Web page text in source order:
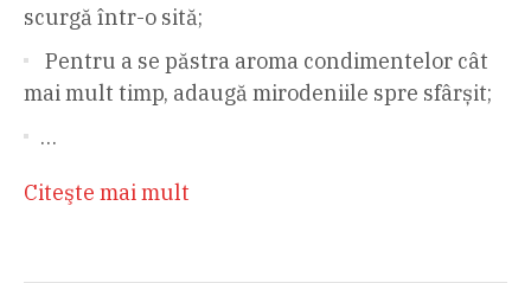
scurgă într-o sită;
Pentru a se păstra aroma condimentelor cât
mai mult timp, adaugă mirodeniile spre sfârșit;
…
Citeşte mai mult